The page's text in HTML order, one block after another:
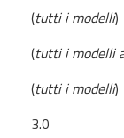
(tutti i modelli)
(tutti i modelli
(tutti i modelli)
3.0